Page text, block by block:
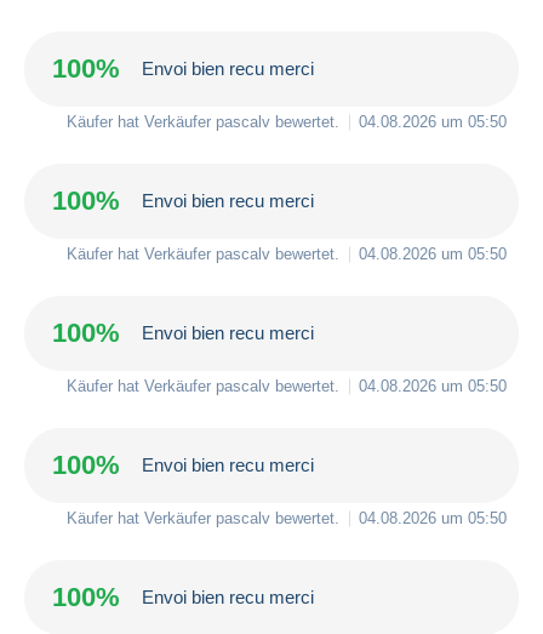
100% Envoi bien recu merci
Käufer hat Verkäufer pascalv bewertet. 04.08.2026 um 05:50
100% Envoi bien recu merci
Käufer hat Verkäufer pascalv bewertet. 04.08.2026 um 05:50
100% Envoi bien recu merci
Käufer hat Verkäufer pascalv bewertet. 04.08.2026 um 05:50
100% Envoi bien recu merci
Käufer hat Verkäufer pascalv bewertet. 04.08.2026 um 05:50
100% Envoi bien recu merci